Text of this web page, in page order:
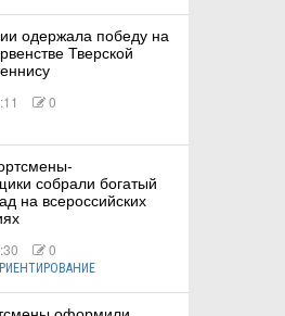
одержала победу на
Тверской
0
собрали богатый
на всероссийских
0